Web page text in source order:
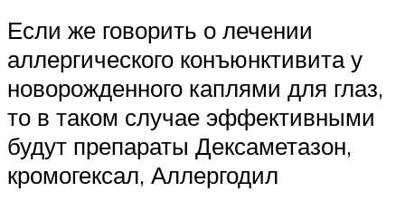
Если же говорить о лечении
аллергического конъюнктивита у
новорожденного каплями для глаз,
то в таком случае эффективными
будут препараты Дексаметазон,
кромогексал, Аллергодил